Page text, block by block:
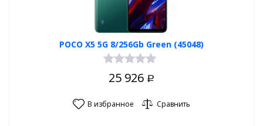
POCO X5 5G 8/256Gb Green (45048)
25 926 Р
В избранное Сравнить